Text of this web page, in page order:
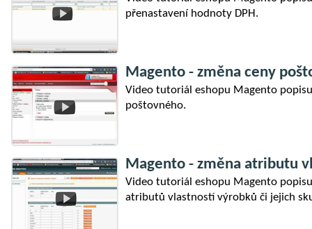
přenastavení hodnoty DPH.
Magento - změna ceny
Video tutoriál eshopu Magento
poštovného.
Magento - změna atributu
Video tutoriál eshopu Magento
atributů vlastností výrobků či jejich